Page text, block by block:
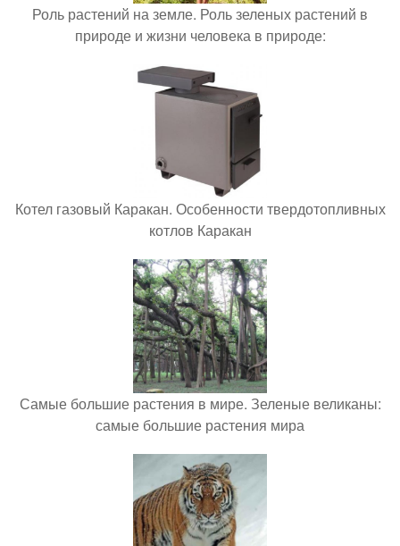
Роль растений на земле. Роль зеленых растений в
природе и жизни человека в природе:
Котел газовый Каракан. Особенности твердотопливных
котлов Каракан
Самые большие растения в мире. Зеленые великаны:
самые большие растения мира